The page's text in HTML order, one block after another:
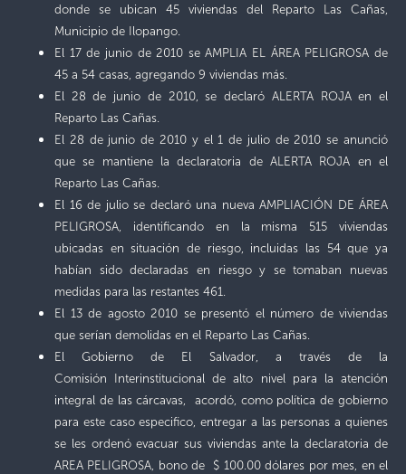
donde se ubican 45 viviendas del Reparto Las Cañas,
Municipio de Ilopango.
El 17 de junio de 2010 se AMPLIA EL ÁREA PELIGROSA de
45 a 54 casas, agregando 9 viviendas más.
El 28 de junio de 2010, se declaró ALERTA ROJA en el
Reparto Las Cañas.
El 28 de junio de 2010 y el 1 de julio de 2010 se anunció
que se mantiene la declaratoria de ALERTA ROJA en el
Reparto Las Cañas.
El 16 de julio se declaró una nueva AMPLIACIÓN DE ÁREA
PELIGROSA, identificando en la misma 515 viviendas
ubicadas en situación de riesgo, incluidas las 54 que ya
habían sido declaradas en riesgo y se tomaban nuevas
medidas para las restantes 461.
El 13 de agosto 2010 se presentó el número de viviendas
que serían demolidas en el Reparto Las Cañas.
El Gobierno de El Salvador, a través de la
Comisión Interinstitucional de alto nivel para la atención
integral de las cárcavas, acordó, como política de gobierno
para este caso especifico, entregar a las personas a quienes
se les ordenó evacuar sus viviendas ante la declaratoria de
AREA PELIGROSA, bono de $ 100.00 dólares por mes, en el